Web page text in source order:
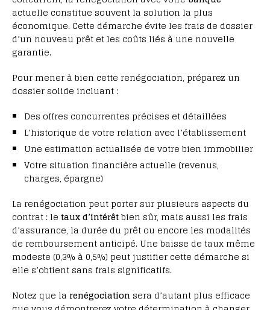
actuelle constitue souvent la solution la plus
économique. Cette démarche évite les frais de dossier
d’un nouveau prêt et les coûts liés à une nouvelle
garantie.
Pour mener à bien cette renégociation, préparez un
dossier solide incluant :
Des offres concurrentes précises et détaillées
L’historique de votre relation avec l’établissement
Une estimation actualisée de votre bien immobilier
Votre situation financière actuelle (revenus,
charges, épargne)
La renégociation peut porter sur plusieurs aspects du
contrat : le taux d’intérêtbien sûr, mais aussi les frais
d’assurance, la durée du prêt ou encore les modalités
de remboursement anticipé. Une baisse de taux même
modeste (0,3% à 0,5%) peut justifier cette démarche si
elle s’obtient sans frais significatifs.
Notez que la renégociation sera d’autant plus efficace